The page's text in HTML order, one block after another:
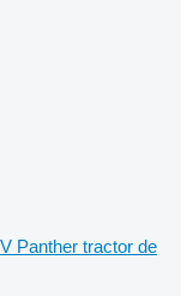
Panther tractor de